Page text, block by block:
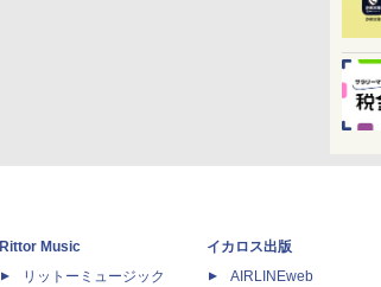
Rittor Music
リットーミュージック
イカロス出版
AIRLINEweb